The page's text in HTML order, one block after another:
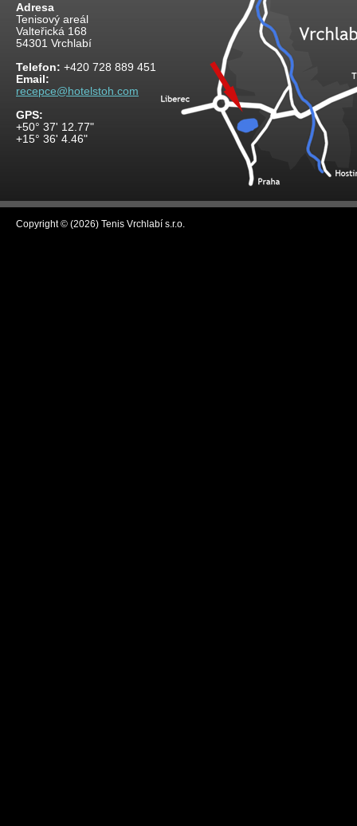
Adresa
Tenisový areál
Valteřická 168
54301 Vrchlabí
Telefon: +420 728 889 451
Email:
recepce@hotelstoh.com
GPS:
+50° 37' 12.77"
+15° 36' 4.46"
Copyright © (2026) Tenis Vrchlabí s.r.o.